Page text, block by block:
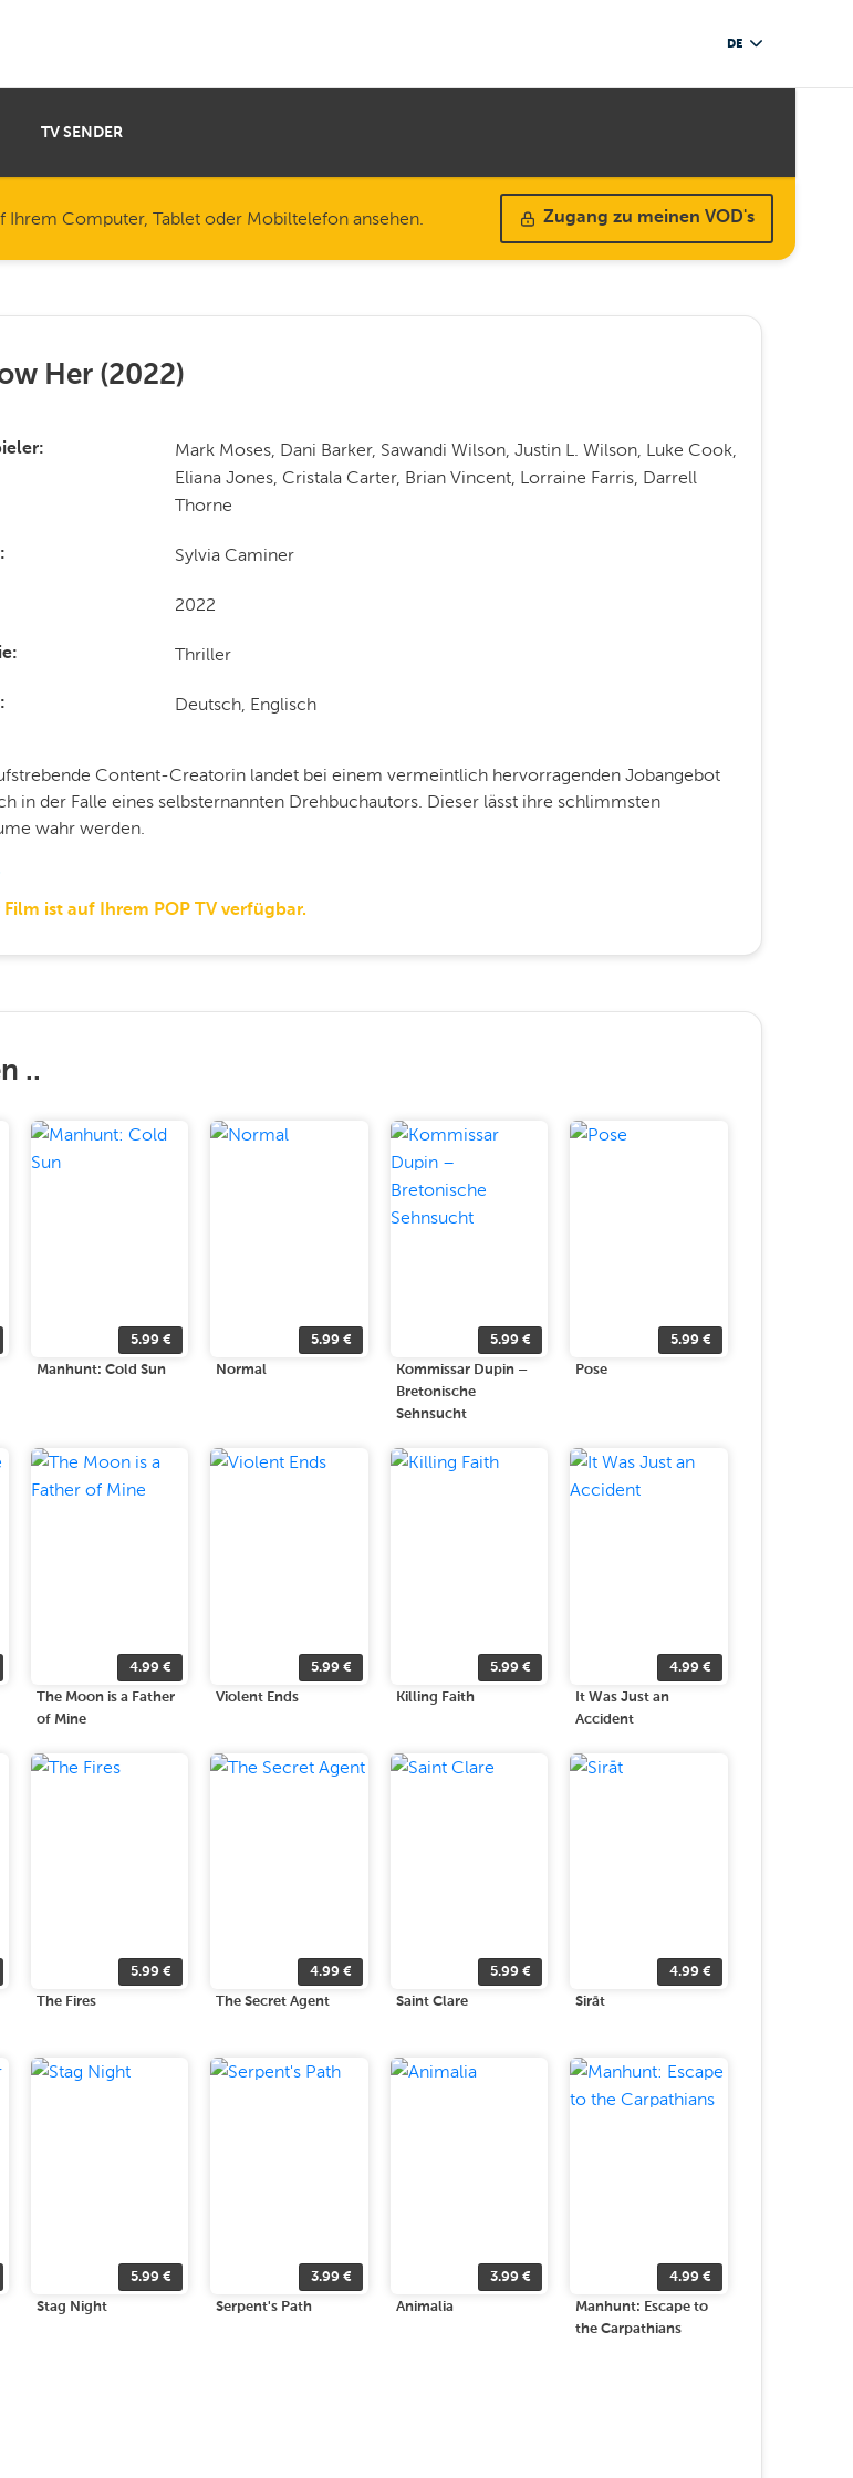
DE
TV SENDER
Ihrem Computer, Tablet oder Mobiltelefon ansehen. Zugang zu meinen VOD's
Her (2022)
Mark Moses, Dani Barker, Sawandi Wilson, Justin L. Wilson, Luke Cook,
Eliana Jones, Cristala Carter, Brian Vincent, Lorraine Farris, Darrell
Thorne
Sylvia Caminer
2022
Thriller
Deutsch, Englisch
Content-Creatorin landet bei einem vermeintlich hervorragenden Jobangebot
in der Falle eines selbsternannten Drehbuchautors. Dieser lässt ihre schlimmsten
wahr werden.
Film ist auf Ihrem POP TV verfügbar.
..
5.99 €
Manhunt: Cold Sun
5.99€
Normal
5.99 €
Kommissar Dupin –
Bretonische
Sehnsucht
5.99€
Pose
4.99 €
The Moon is a Father
of Mine
5.99€
Violent Ends
5.99 €
Killing Faith
4.99€
It Was Just an
Accident
5.99 €
The Fires
4.99€
The Secret Agent
5.99 €
Saint Clare
4.99€
Sirāt
5.99 €
Stag Night
3.99€
Serpent's Path
3.99 €
Animalia
4.99€
Manhunt: Escape to
the Carpathians